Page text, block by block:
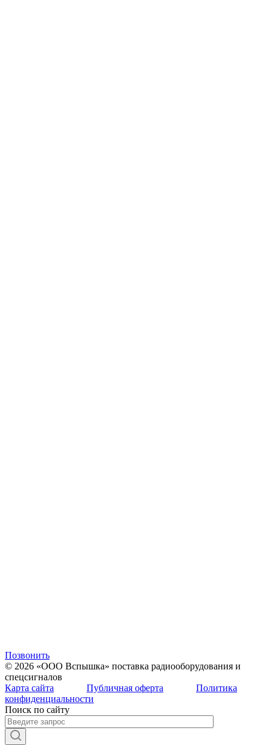
Позвонить
© 2026 «ООО Вспышка» поставка радиооборудования и
спецсигналов
Карта сайта
Публичная оферта
Политика
конфиденциальности
Поиск по сайту